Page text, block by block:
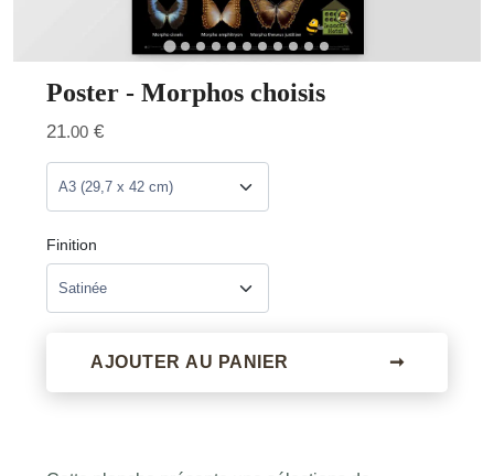
Poster - Morphos choisis
21.00 €
Finition
AJOUTER AU PANIER ➞